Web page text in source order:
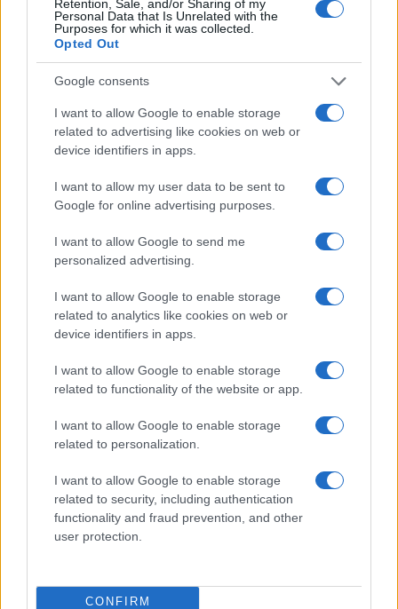
Retention, Sale, and/or Sharing of my
Personal Data that Is Unrelated with the
Purposes for which it was collected.
Opted Out
Google consents
I want to allow Google to enable storage
related to advertising like cookies on web or
device identifiers in apps.
I want to allow my user data to be sent to
Google for online advertising purposes.
I want to allow Google to send me
personalized advertising.
I want to allow Google to enable storage
related to analytics like cookies on web or
device identifiers in apps.
I want to allow Google to enable storage
related to functionality of the website or app.
I want to allow Google to enable storage
related to personalization.
I want to allow Google to enable storage
related to security, including authentication
functionality and fraud prevention, and other
user protection.
CONFIRM
Galletas de menta y vainilla: sabrosas y
aromáticas
irresistibles galletas bicolor rellenas de una deliciosa capa de
crema mousselina.
Redacción En Cocina · 27 Nov 2021
Galletas de crema de limón: galletas
desmenuzables con un corazón suave
Cómo preparar unas deliciosas y crujientes galletas de crema
de limón: deliciosas galletas de mantequilla con un corazón
Redacción En Cocina · 23 Nov 2021